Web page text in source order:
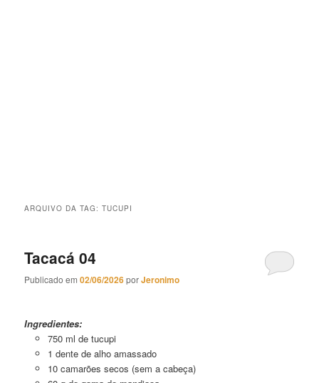
ARQUIVO DA TAG:TUCUPI
Tacacá 04
Publicado em02/06/2026porJeronimo
Ingredientes:
750 ml de tucupi
1 dente de alho amassado
10 camarões secos (sem a cabeça)